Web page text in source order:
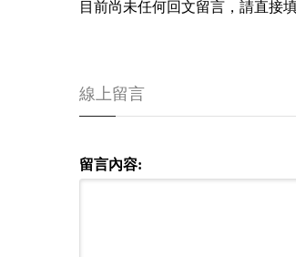
目前尚未任何回文留言，請直接
線上留言
留言內容: